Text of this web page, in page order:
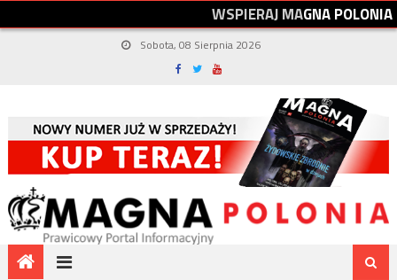
WSPIERAJMAGNAPOLONIA
Sobota, 08 Sierpnia 2026